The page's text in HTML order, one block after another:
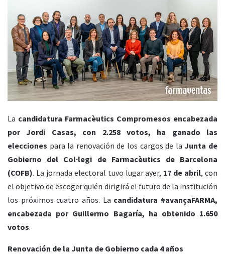
La candidatura Farmacèutics Compromesos encabezada
por Jordi Casas, con 2.258 votos, ha ganado las
elecciones para la renovación de los cargos de laJunta de
Gobierno del Col·legi de Farmacèutics de Barcelona
(COFB). La jornada electoral tuvo lugar ayer, 17 de abril, con
el objetivo de escoger quién dirigirá el futuro de la institución
los próximos cuatro años. La candidatura #avançaFARMA,
encabezada por Guillermo Bagaría, ha obtenido 1.650
votos.
Renovación de la Junta de Gobierno cada 4 años